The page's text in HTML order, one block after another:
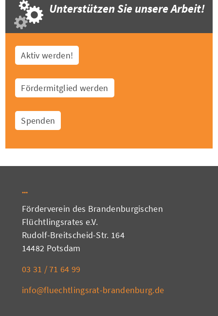
Unterstützen Sie unsere Arbeit!
Aktiv werden!
Fördermitglied werden
Spenden
Förderverein des Brandenburgischen
Flüchtlingsrates e.V.
Rudolf-Breitscheid-Str. 164
14482 Potsdam
03 31 / 71 64 99
info@fluechtlingsrat-brandenburg.de